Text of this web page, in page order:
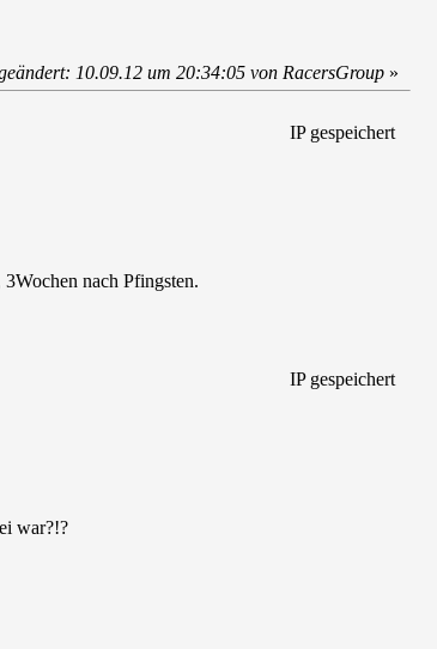
10.09.12 um 20:34:05 von RacersGroup »
IP gespeichert
nach Pfingsten.
IP gespeichert
war?!?